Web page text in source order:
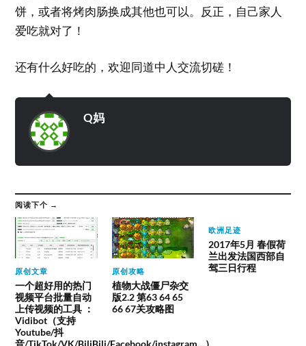
饼，或者将烤肉肠换成其他也可以。反正，自己家人
爱吃就对了！
还有什么好吃的，欢迎同道中人交流切磋！
Q妈
阅读下个 →
原创文章
一个超好用的热门
视频平台批量自动
上传视频的工具 ：
Vidibot（支持
Youtube/抖
原创攻略
植物大战僵尸杂交
版2.2 第63 64 65
66 67关攻略图
欧洲足迹
2017年5月 春假荷
兰出发法国西部自
驾三日行程